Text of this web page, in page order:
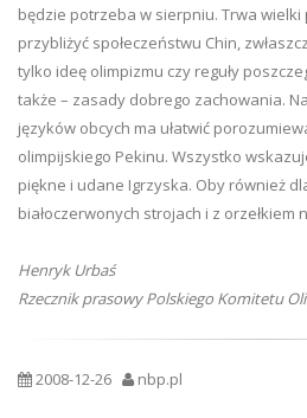
będzie potrzeba w sierpniu. Trwa
przybliżyć społeczeństwu Chin,
tylko ideę olimpizmu czy reguły
także – zasady dobrego zachowania.
języków obcych ma ułatwić
olimpijskiego Pekinu. Wszystko
piękne i udane Igrzyska. Oby również
białoczerwonych strojach i z orzełkiem
Henryk Urbaś
Rzecznik prasowy Polskiego Komitetu
2008-12-26 nbp.pl